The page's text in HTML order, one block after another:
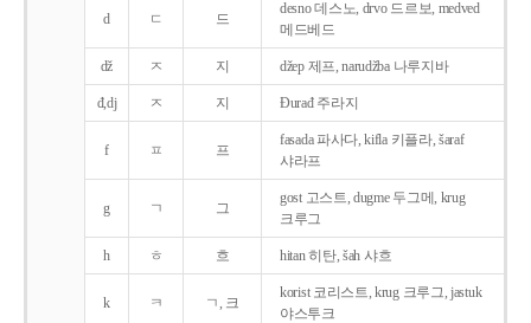
d ㄷ 드
desno 데스노, drvo 드르보, medved
메드베드
dž ㅈ 지 džep 제프, narudžba 나루지바
đ,dj ㅈ 지 Ðurađ 주라지
f ㅍ 프
fasada 파사다, kifla 키플라, šaraf
샤라프
g ㄱ 그
gost 고스트, dugme 두그메, krug
크루그
h ㅎ 흐 hitan 히탄, šah 샤흐
k ㅋ ㄱ, 크
korist 코리스트, krug 크루그, jastuk
야스투크